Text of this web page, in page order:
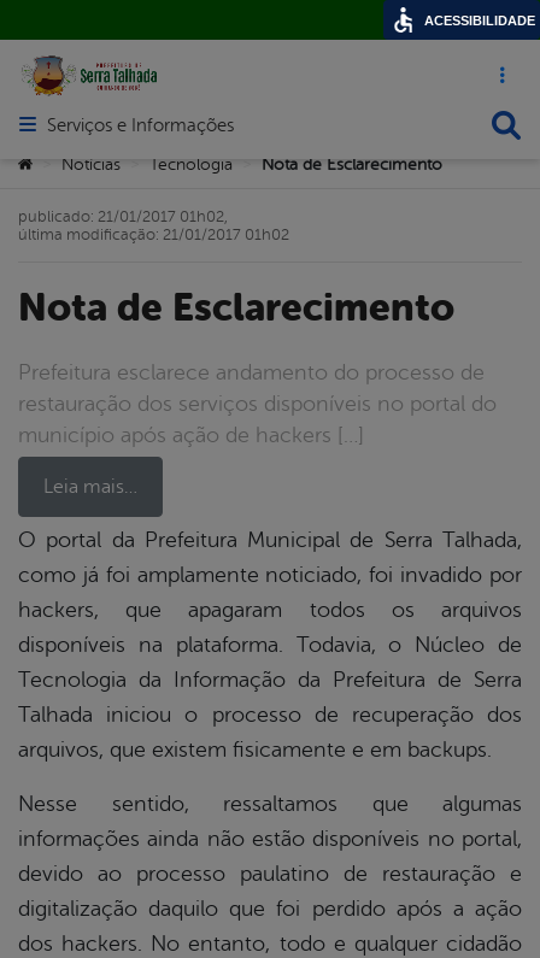
Acesso
Abrir menu principal de navegação
Serviços e Informações
Você está aqui:
Notícias Tecnologia Nota de Esclarecimento
Nota de Esclarecimento
Prefeitura esclarece andamento do processo de
restauração dos serviços disponíveis no portal do
município após ação de hackers […]
Leia mais…
publicado: 21/01/2017 01h02,
última modificação: 21/01/2017 01h02
O portal da Prefeitura Municipal de Serra Talhada,
como já foi amplamente noticiado, foi invadido por
hackers, que apagaram todos os arquivos
disponíveis na plataforma. Todavia, o Núcleo de
Tecnologia da Informação da Prefeitura de Serra
Talhada iniciou o processo de recuperação dos
arquivos, que existem fisicamente e em backups.
Nesse sentido, ressaltamos que algumas
informações ainda não estão disponíveis no portal,
devido ao processo paulatino de restauração e
digitalização daquilo que foi perdido após a ação
dos hackers. No entanto, todo e qualquer cidadão
ACESSIBILIDADE